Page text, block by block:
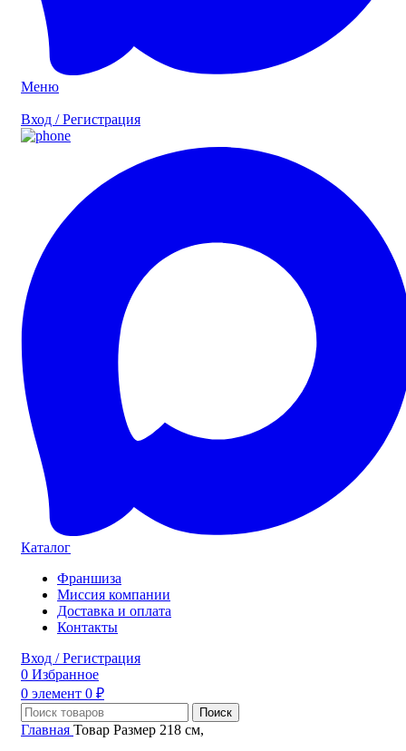
Меню
Вход / Регистрация
Каталог
Франшиза
Миссия компании
Доставка и оплата
Контакты
Вход / Регистрация
0 Избранное
0 элемент 0 ₽
Поиск
Главная Товар Размер 218 см,